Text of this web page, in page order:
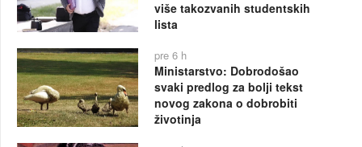
više takozvanih studentskih
lista
pre 6 h
Ministarstvo: Dobrodošao
svaki predlog za bolji tekst
novog zakona o dobrobiti
životinja